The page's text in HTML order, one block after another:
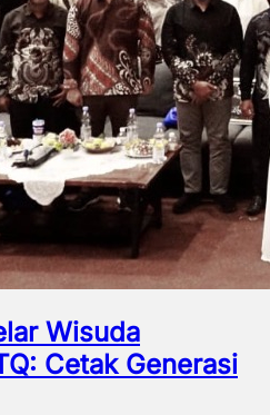
Wisuda
Cetak Generasi